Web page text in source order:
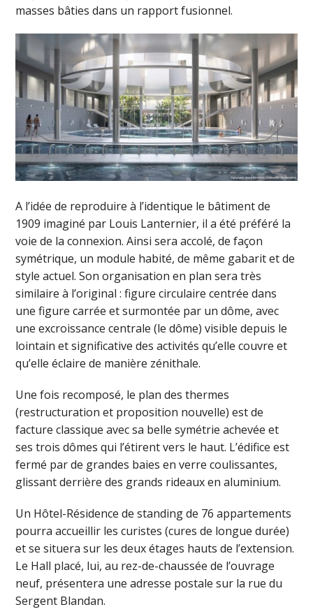
masses bâties dans un rapport fusionnel.
A l’idée de reproduire à l’identique le bâtiment de
1909 imaginé par Louis Lanternier, il a été préféré la
voie de la connexion. Ainsi sera accolé, de façon
symétrique, un module habité, de même gabarit et de
style actuel. Son organisation en plan sera très
similaire à l’original : figure circulaire centrée dans
une figure carrée et surmontée par un dôme, avec
une excroissance centrale (le dôme) visible depuis le
lointain et significative des activités qu’elle couvre et
qu’elle éclaire de manière zénithale.
Une fois recomposé, le plan des thermes
(restructuration et proposition nouvelle) est de
facture classique avec sa belle symétrie achevée et
ses trois dômes qui l’étirent vers le haut. L’édifice est
fermé par de grandes baies en verre coulissantes,
glissant derrière des grands rideaux en aluminium.
Un Hôtel-Résidence de standing de 76 appartements
pourra accueillir les curistes (cures de longue durée)
et se situera sur les deux étages hauts de l’extension.
Le Hall placé, lui, au rez-de-chaussée de l’ouvrage
neuf, présentera une adresse postale sur la rue du
Sergent Blandan.